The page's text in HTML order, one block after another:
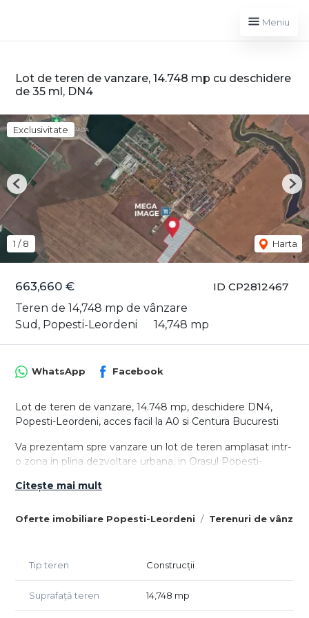
Meniu
Lot de teren de vanzare, 14.748 mp cu deschidere
de 35 ml, DN4
ID CP2812467
663,660 €
Teren de 14,748 mp de vânzare
Sud, Popesti-Leordeni
14,748 mp
Exclusivitate
1 /8 Harta
Previous
Oferte imobiliare Popesti-Leordeni Terenuri de
WhatsApp Facebook
Lot de teren de vanzare, 14.748 mp, deschidere DN4,
Popesti-Leordeni, acces facil la A0 si Centura Bucuresti
Va prezentam spre vanzare un lot de teren amplasat intr-
o zona in plina dezvoltare urbana, in Orasul Popesti-
pozitie excelenta si are o deschidere de 35 metri la DN4.
Localizare de exceptie: Acces direct la Centura Bucuresti
si la Autostrada A0, care faciliteaza conexiuni rapide catre
autostrazile A1, A2 si A3.
Suprafata generoasa: 14.748 mp, ideala pentru dezvoltari
Citește mai mult
Tip teren Construcții
Suprafață teren 14,748 mp